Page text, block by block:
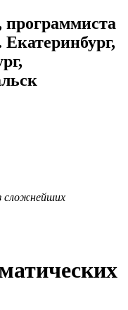
программиста
сложнейших